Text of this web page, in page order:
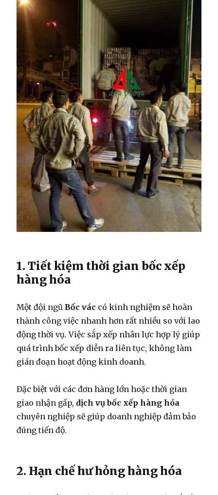
1. Tiết kiệm thời gian bốc xếp
hàng hóa
Một đội ngũBốc vác có kinh nghiệm sẽ hoàn
thành công việc nhanh hơn rất nhiều so với lao
động thời vụ. Việc sắp xếp nhân lực hợp lý giúp
quá trình bốc xếp diễn ra liên tục, không làm
gián đoạn hoạt động kinh doanh.
Đặc biệt với các đơn hàng lớn hoặc thời gian
giao nhận gấp, dịch vụ bốc xếp hàng hóa
chuyên nghiệp sẽ giúp doanh nghiệp đảm bảo
đúng tiến độ.
2. Hạn chế hư hỏng hàng hóa